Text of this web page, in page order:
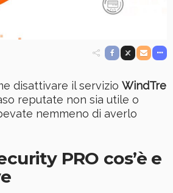
disattivare il servizio WindTre
reputate non sia utile o
nemmeno di averlo
PRO cos’è e